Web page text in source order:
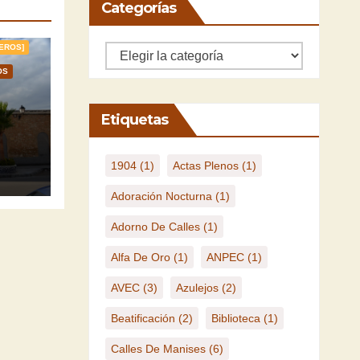
Categorías
Categorías
Etiquetas
1904(1) Actas Plenos(1)
Adoración Nocturna (1)
Adorno De Calles(1)
Alfa De Oro(1) ANPEC(1)
AVEC(3) Azulejos(2)
Beatificación (2) Biblioteca (1)
Calles De Manises(6)